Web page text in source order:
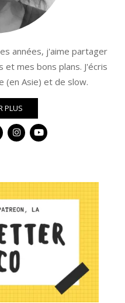
années, j'aime partager
et mes bons plans. J'écris
(en Asie) et de slow.
PLUS